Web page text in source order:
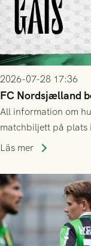
2026-07-28 17:36
FC Nordsjælland
All information om
matchbiljett på plats
som står på
Läs mer